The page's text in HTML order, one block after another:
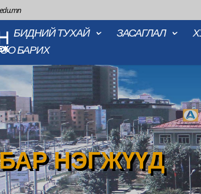
БИДНИЙ ТУХАЙ ЗАСАГЛАЛ
БАРИХ
НЭГЖҮҮД